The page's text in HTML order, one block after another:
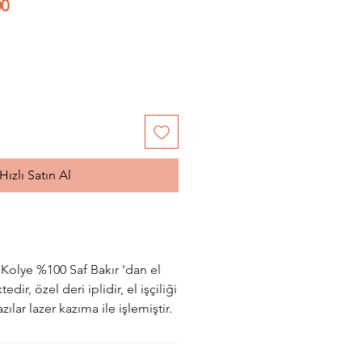
İndirimli
Hızlı Satın Al
%100 Saf Bakır 'dan el
özel deri iplidir, el işçiliği
lazer kazıma ile işlemiştir.